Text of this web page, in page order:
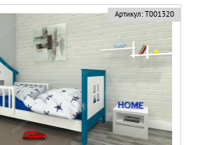
Артикул: Т001320